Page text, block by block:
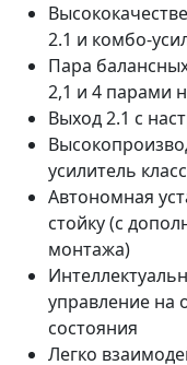
2.1 и комбо-
Пара
2,1 и 4 парами
Выход 2.1 с
усилитель
Автономная
стойку (с
монтажа)
управление на
состояния
Легко